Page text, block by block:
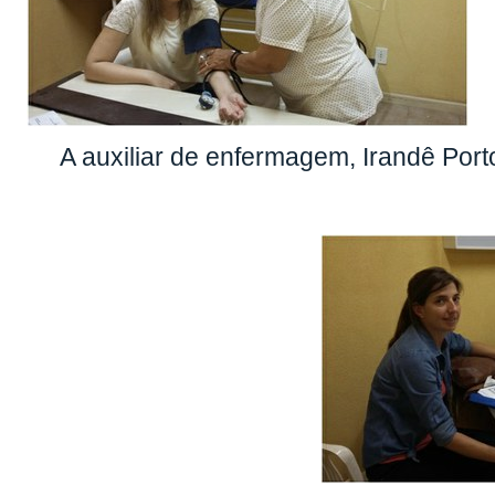
A auxiliar de enfermagem, Irandê